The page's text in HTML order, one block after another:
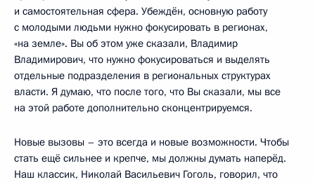
и самостоятельная сфера. Убеждён, основную работу
с молодыми людьми нужно фокусировать в регионах,
«на земле». Вы об этом уже сказали, Владимир
Владимирович, что нужно фокусироваться и выделять
отдельные подразделения в региональных структурах
власти. Я думаю, что после того, что Вы сказали, мы все
на этой работе дополнительно сконцентрируемся.
Новые вызовы – это всегда и новые возможности. Чтобы
стать ещё сильнее и крепче, мы должны думать наперёд.
Наш классик, Николай Васильевич Гоголь, говорил, что